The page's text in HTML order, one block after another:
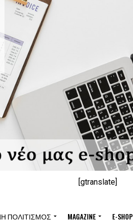
[gtranslate]
ΠΟΛΙΤΙΣΜΌΣ MAGAZINE E-SHOP